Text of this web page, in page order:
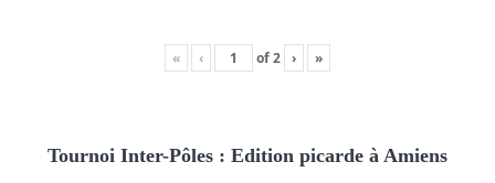
« ‹ of2 › »
Tournoi Inter-Pôles : Edition picarde à Amiens